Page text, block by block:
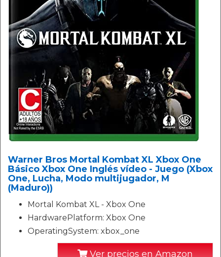
Warner Bros Mortal Kombat XL Xbox One
Básico Xbox One Inglés vídeo - Juego (Xbox
One, Lucha, Modo multijugador, M
(Maduro))
Mortal Kombat XL - Xbox One
HardwarePlatform: Xbox One
OperatingSystem: xbox_one
Ver precios en Amazon